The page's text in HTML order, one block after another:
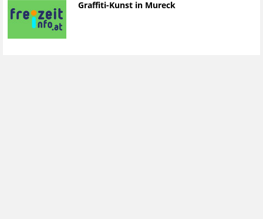
Graffiti-Kunst in Mureck